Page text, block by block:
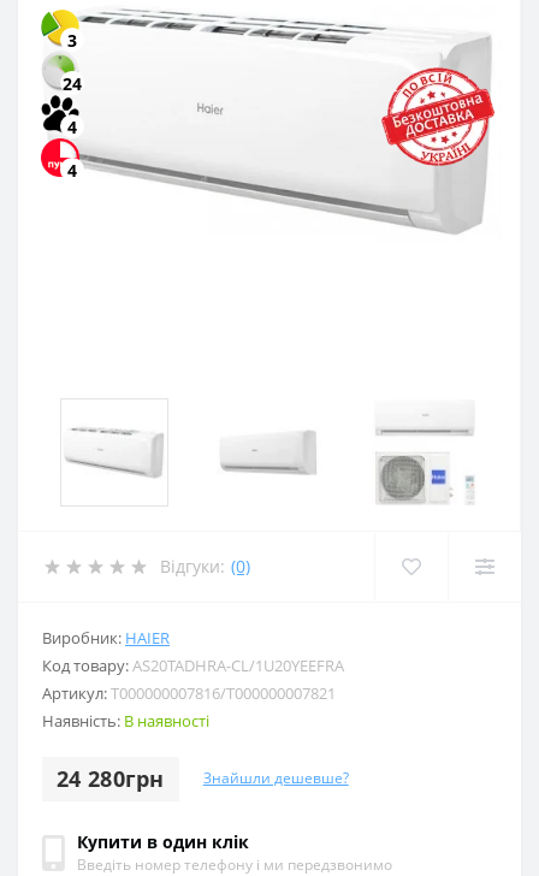
3
24
4
4
Відгуки: (0)
Виробник: HAIER
Код товару:AS20TADHRA-CL/1U20YEEFRA
Артикул:T000000007816/T000000007821
Наявність: В наявності
24 280грн Знайшли дешевше?
Купити в один клік
Введіть номер телефону і ми передзвонимо